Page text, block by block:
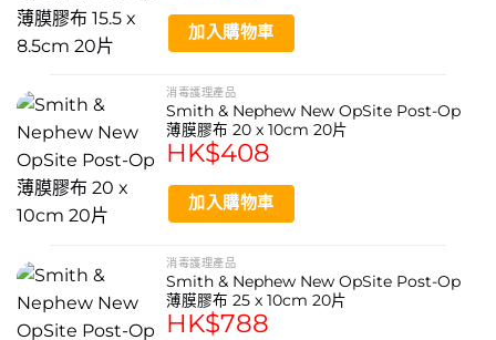
加入購物車
消毒護理產品
Smith & Nephew New OpSite Post-Op
薄膜膠布 20 x 10cm 20片
HK$408
加入購物車
消毒護理產品
Smith & Nephew New OpSite Post-Op
薄膜膠布 25 x 10cm 20片
HK$788